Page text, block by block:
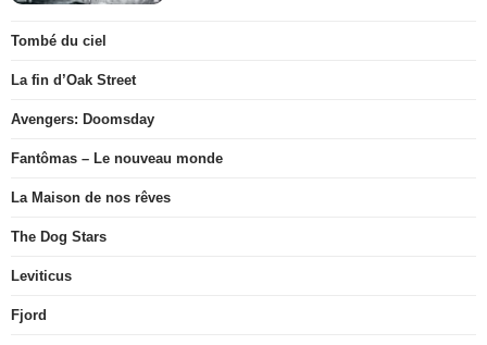
Tombé du ciel
La fin d’Oak Street
Avengers: Doomsday
Fantômas – Le nouveau monde
La Maison de nos rêves
The Dog Stars
Leviticus
Fjord